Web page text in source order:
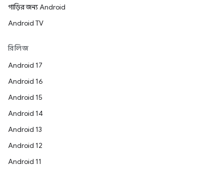
গাড়ির জন্য Android
Android TV
রিলিজ
Android 17
Android 16
Android 15
Android 14
Android 13
Android 12
Android 11